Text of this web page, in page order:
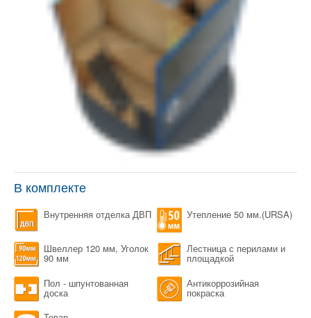
В комплекте
Внутренняя отделка ДВП Утепление 50 мм.(URSA)
Швеллер 120 мм, Уголок
90 мм
Лестница с перилами и
площадкой
Пол - шпунтованная
доска
Антикоррозийная
покраска